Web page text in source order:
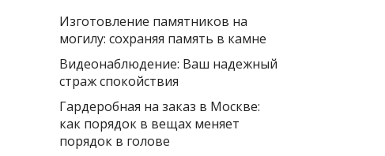
Изготовление памятников на
могилу: сохраняя память в камне
Видеонаблюдение: Ваш надежный
страж спокойствия
Гардеробная на заказ в Москве:
как порядок в вещах меняет
порядок в голове